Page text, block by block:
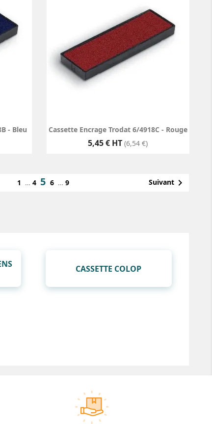
- Bleu Cassette Encrage Trodat 6/4918C - Rouge
Prix
5,45 € HT (6,54 €)
1 … 4 5 6 … 9 Suivant
CASSETTE COLOP